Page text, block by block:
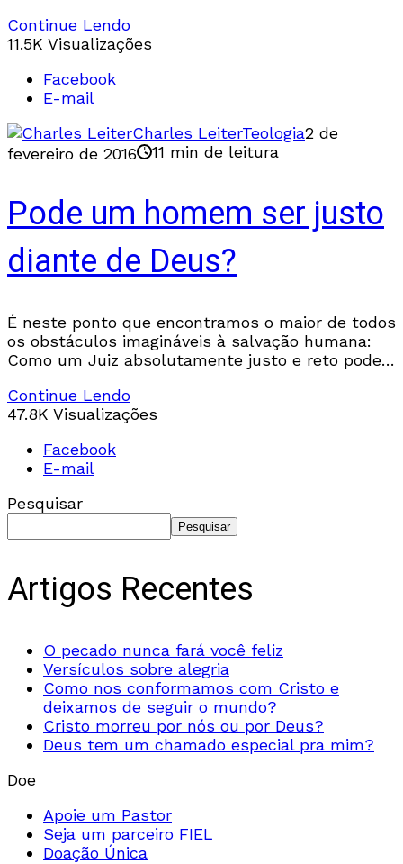
Continue Lendo
11.5K Visualizações
Facebook
E-mail
Charles LeiterTeologia2 de
fevereiro de 2016
11 min de leitura
Pode um homem ser justo
diante de Deus?
É neste ponto que encontramos o maior de todos
os obstáculos imagináveis à salvação humana:
Como um Juiz absolutamente justo e reto pode
Continue Lendo
47.8K Visualizações
Facebook
E-mail
Pesquisar
Pesquisar
Artigos Recentes
O pecado nunca fará você feliz
Versículos sobre alegria
Como nos conformamos com Cristo e
deixamos de seguir o mundo?
Cristo morreu por nós ou por Deus?
Deus tem um chamado especial pra mim?
Doe
Apoie um Pastor
Seja um parceiro FIEL
Doação Única